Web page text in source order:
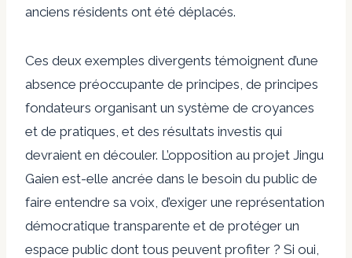
anciens résidents ont été déplacés.
Ces deux exemples divergents témoignent d’une
absence préoccupante de principes, de principes
fondateurs organisant un système de croyances
et de pratiques, et des résultats investis qui
devraient en découler. L’opposition au projet Jingu
Gaien est-elle ancrée dans le besoin du public de
faire entendre sa voix, d’exiger une représentation
démocratique transparente et de protéger un
espace public dont tous peuvent profiter ? Si oui,